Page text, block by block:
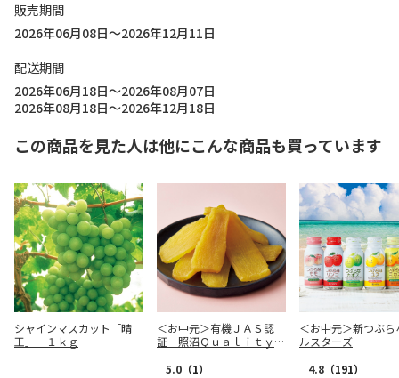
販売期間
2026年06月08日～2026年12月11日
配送期間
2026年06月18日～2026年08月07日
2026年08月18日～2026年12月18日
この商品を見た人は他にこんな商品も買っています
シャインマスカット「晴
王」 １ｋｇ
＜お中元＞有機ＪＡＳ認
証 照沼Ｑｕａｌｉｔｙ
5.0 （1）
＜お中元＞新つぶら
ルスターズ
4.8 （191）